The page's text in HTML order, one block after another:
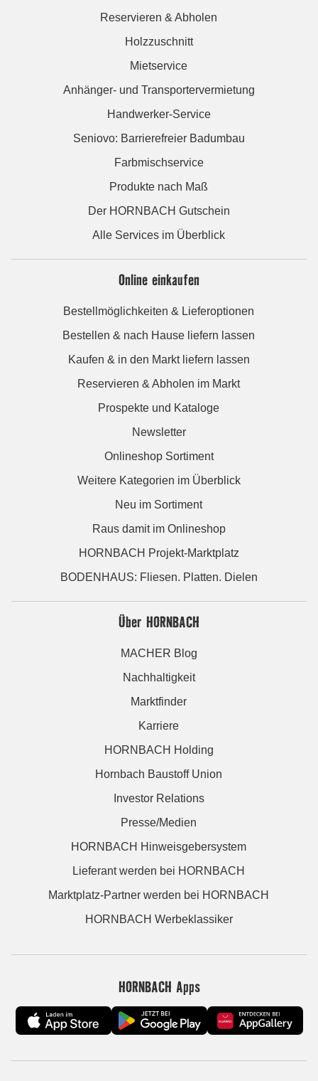
Reservieren & Abholen
Holzzuschnitt
Mietservice
Anhänger- und Transportervermietung
Handwerker-Service
Seniovo: Barrierefreier Badumbau
Farbmischservice
Produkte nach Maß
Der HORNBACH Gutschein
Alle Services im Überblick
Online einkaufen
Bestellmöglichkeiten & Lieferoptionen
Bestellen & nach Hause liefern lassen
Kaufen & in den Markt liefern lassen
Reservieren & Abholen im Markt
Prospekte und Kataloge
Newsletter
Onlineshop Sortiment
Weitere Kategorien im Überblick
Neu im Sortiment
Raus damit im Onlineshop
HORNBACH Projekt-Marktplatz
BODENHAUS: Fliesen. Platten. Dielen
Über HORNBACH
MACHER Blog
Nachhaltigkeit
Marktfinder
Karriere
HORNBACH Holding
Hornbach Baustoff Union
Investor Relations
Presse/Medien
HORNBACH Hinweisgebersystem
Lieferant werden bei HORNBACH
Marktplatz-Partner werden bei HORNBACH
HORNBACH Werbeklassiker
HORNBACH Apps